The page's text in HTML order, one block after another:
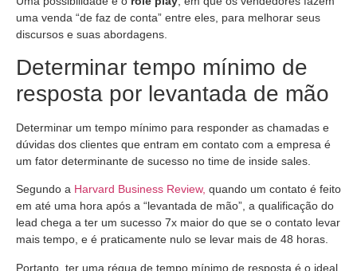
uma venda “de faz de conta” entre eles, para melhorar seus
discursos e suas abordagens.
Determinar tempo mínimo de
resposta por levantada de mão
Determinar um tempo mínimo para responder as chamadas e
dúvidas dos clientes que entram em contato com a empresa é
um fator determinante de sucesso no time de inside sales.
Segundo a Harvard Business Review, quando um contato é feito
em até uma hora após a “levantada de mão”, a qualificação do
lead chega a ter um sucesso 7x maior do que se o contato levar
mais tempo, e é praticamente nulo se levar mais de 48 horas.
Portanto, ter uma régua de tempo mínimo de resposta é o ideal